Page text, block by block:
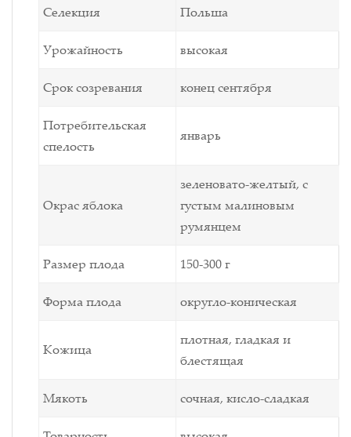
Селекция Польша
Урожайность высокая
Срок созревания конец сентября
Потребительская
спелость
январь
Окрас яблока
зеленовато-желтый, с
густым малиновым
румянцем
Размер плода 150-300 г
Форма плода округло-коническая
Кожица
плотная, гладкая и
блестящая
Мякоть сочная, кисло-сладкая